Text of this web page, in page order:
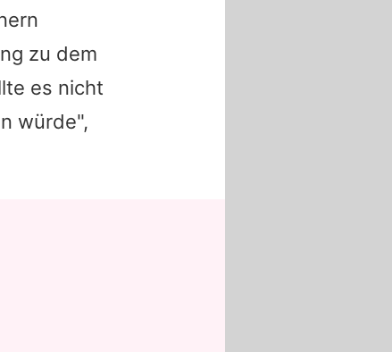
zu dem
es nicht
würde",